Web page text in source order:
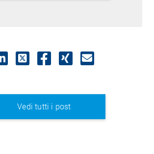
Vedi tutti i post